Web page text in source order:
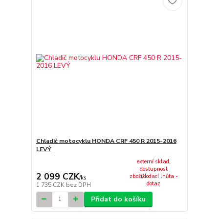
Chladič motocyklu HONDA CRF 450 R 2015-2016
LEVÝ
2 099 CZK/ks
1 735 CZK bez DPH
externí sklad,
dostupnost
zboží/dodací lhůta -
dotaz
Přidat do košíku